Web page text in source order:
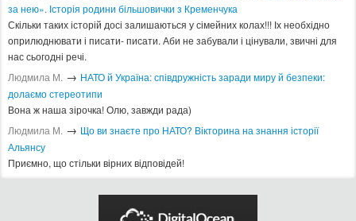
за нею». Історія родини більшовички з Кременчука
Скільки таких історій досі залишаються у сімейних колах!!! Іх необхідно
оприлюднювати і писати- писати. Аби не забували і цінували, звичні для
нас сьогодні речі.
Людмила М. → ​НАТО й Україна: співдружність заради миру й безпеки:
долаємо стереотипи
Вона ж наша зірочка! Олю, завжди рада)
Людмила М. → Що ви знаєте про НАТО? Вікторина на знання історії
Альянсу ​
Приємно, що стільки вірних відповідей!